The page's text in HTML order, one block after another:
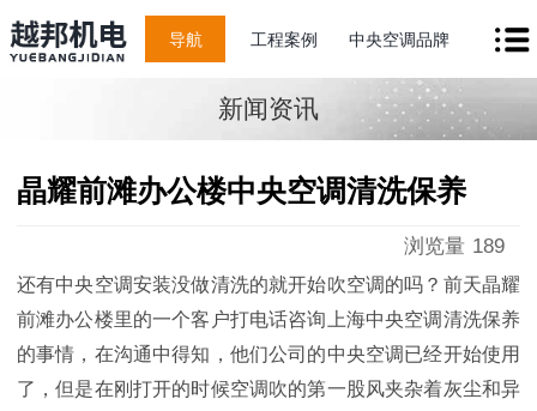
导航 工程案例 中央空调品牌
新闻资讯
晶耀前滩办公楼中央空调清洗保养
浏览量 189
还有中央空调安装没做清洗的就开始吹空调的吗？前天晶耀
前滩办公楼里的一个客户打电话咨询上海中央空调清洗保养
的事情，在沟通中得知，他们公司的中央空调已经开始使用
了，但是在刚打开的时候空调吹的第一股风夹杂着灰尘和异